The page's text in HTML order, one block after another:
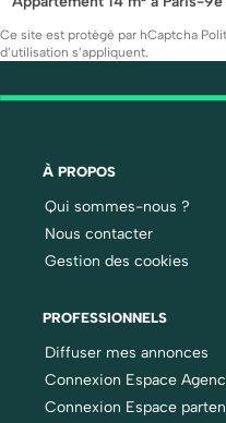
Ce site est protégé par hCaptcha
d’utilisation s’appliquent.
À PROPOS
Qui sommes-nous ?
Nous contacter
Gestion des cookies
PROFESSIONNELS
Diffuser mes annonces
Connexion Espace
Connexion Espace